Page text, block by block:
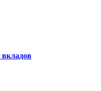
вкладов